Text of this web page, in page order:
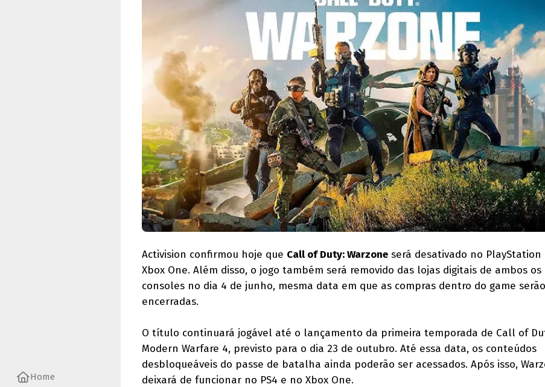
Home
Activision confirmou hoje que Call of Duty: Warzone será desativado no PlayStation
Xbox One. Além disso, o jogo também será removido das lojas digitais de ambos os
consoles no dia 4 de junho, mesma data em que as compras dentro do game serão
encerradas.
O título continuará jogável até o lançamento da primeira temporada de Call of
Modern Warfare 4, previsto para o dia 23 de outubro. Até essa data, os conteúdos
desbloqueáveis do passe de batalha ainda poderão ser acessados. Após isso,
deixará de funcionar no PS4 e no Xbox One.